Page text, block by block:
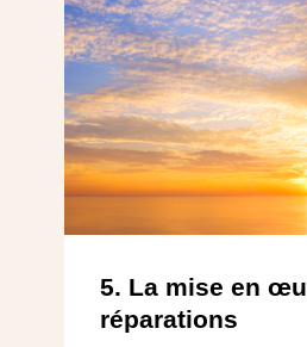
5. La mise en
réparations